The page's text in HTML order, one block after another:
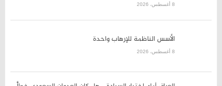
الأسس الناظمة للإرهاب واحدة
استراتيجياً؟